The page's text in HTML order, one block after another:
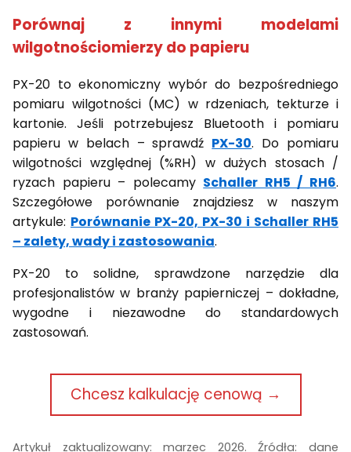
Porównaj z innymi modelami
wilgotnościomierzy do papieru
PX-20 to ekonomiczny wybór do bezpośredniego
pomiaru wilgotności (MC) w rdzeniach, tekturze i
kartonie. Jeśli potrzebujesz Bluetooth i pomiaru
papieru w belach – sprawdź PX-30. Do pomiaru
wilgotności względnej (%RH) w dużych stosach /
ryzach papieru – polecamy Schaller RH5 / RH6.
Szczegółowe porównanie znajdziesz w naszym
artykule: Porównanie PX-20, PX-30 i Schaller RH5
– zalety, wady i zastosowania.
PX-20 to solidne, sprawdzone narzędzie dla
profesjonalistów w branży papierniczej – dokładne,
wygodne i niezawodne do standardowych
zastosowań.
Chcesz kalkulację cenową →
Artykuł zaktualizowany: marzec 2026. Źródła: dane